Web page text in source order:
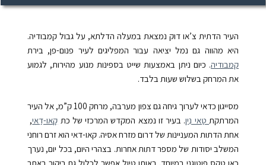
העיר הדתית צ’או דוק נמצאת במעלה הדלתא, על גבול קמבודיה.
היא מהווה גם נמל יציאה עבור המפליגים לעיר פנום-פן, בירת
קמבודיה. כיום ניתן באמצעות שייט בספינות מנוע מהירות, לגמוע
את המרחק בשלוש שעות בלבד.
מסייגון כדאי לערוך גיחה גם צפון מערבה, מרחק 100ק”מ, אל העיר
המרתקתטַאי נִין. בעיר זו נמצא המקדש המרכזי של כת קָאו-דַאי,
אחת הדתות המעניינות של דרום מזרח אסיה. קאו-דאי הוא זרם רוחני
המשלב יסודות של מספר דתות אחרות. בצהרי היום, בכל יום, נערך